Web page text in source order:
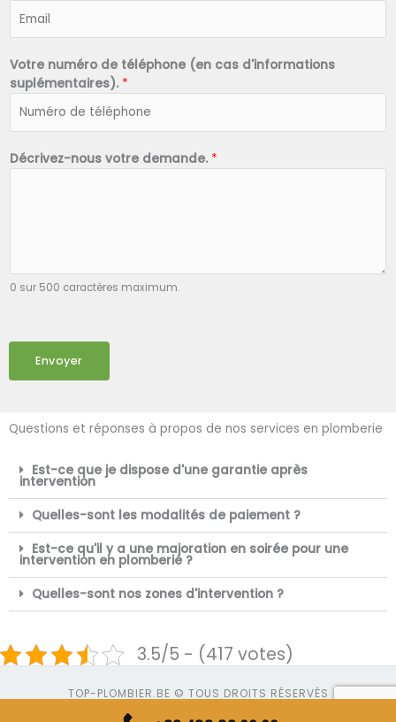
Votre numéro de téléphone (en cas d'informations
suplémentaires). *
Décrivez-nous votre demande. *
0 sur 500 caractères maximum.
Envoyer
Questions et réponses à propos de nos services en plomberie
Est-ce que je dispose d'une garantie après
intervention
Quelles-sont les modalités de paiement ?
Est-ce qu'il y a une majoration en soirée pour une
intervention en plomberie ?
Quelles-sont nos zones d'intervention ?
3.5/5 - (417 votes)
TOP-PLOMBIER.BE © TOUS DROITS RÉSERVÉS